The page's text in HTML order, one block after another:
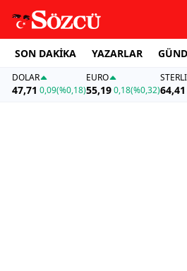
SON DAKİKA YAZARLAR
DOLAR
47,71 0,09(%0,18)
EURO
55,19 0,18(%0,32)64,41